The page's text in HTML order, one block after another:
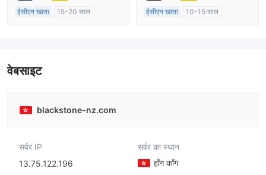
ईसीएन खाता
15-20 साल
ईसीएन खाता
10-15 साल
वेबसाइट
blackstone-nz.com
सर्वर IP
13.75.122.196
सर्वर का स्थान
हाँग काँग